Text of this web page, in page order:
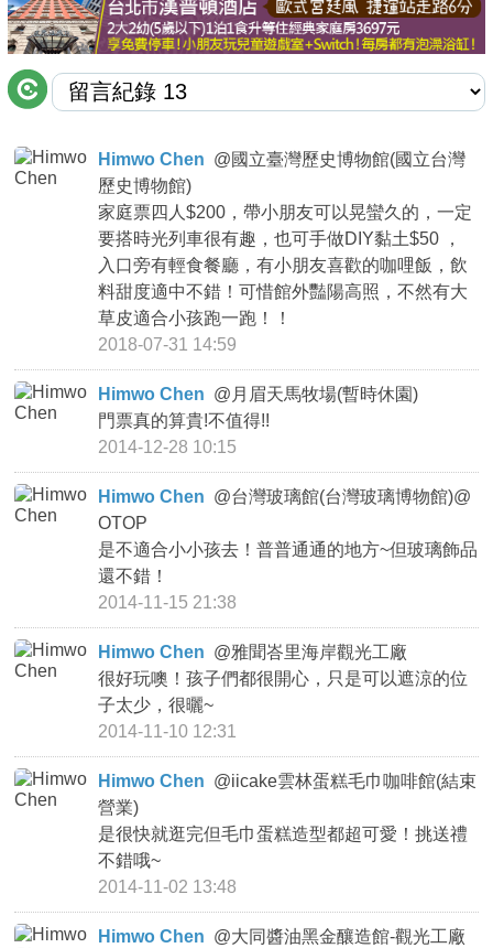
討論區
聯絡我們
APP下載
Himwo Chen @國立臺灣歷史博物館(國立台灣
歷史博物館)
家庭票四人$200，帶小朋友可以晃蠻久的，一定
要搭時光列車很有趣，也可手做DIY黏土$50 ，
入口旁有輕食餐廳，有小朋友喜歡的咖哩飯，飲
料甜度適中不錯！可惜館外豔陽高照，不然有大
草皮適合小孩跑一跑！！
2018-07-31 14:59
Himwo Chen @ 月眉天馬牧場(暫時休園)
門票真的算貴!不值得!!
2014-12-28 10:15
Himwo Chen @台灣玻璃館(台灣玻璃博物館)@
OTOP
是不適合小小孩去！普普通通的地方~但玻璃飾品
還不錯！
2014-11-15 21:38
Himwo Chen @雅聞峇里海岸觀光工廠
很好玩噢！孩子們都很開心，只是可以遮涼的位
子太少，很曬~
2014-11-10 12:31
Himwo Chen @iicake雲林蛋糕毛巾咖啡館(結束
營業)
是很快就逛完但毛巾蛋糕造型都超可愛！挑送禮
不錯哦~
2014-11-02 13:48
Himwo Chen @大同醬油黑金釀造館-觀光工廠